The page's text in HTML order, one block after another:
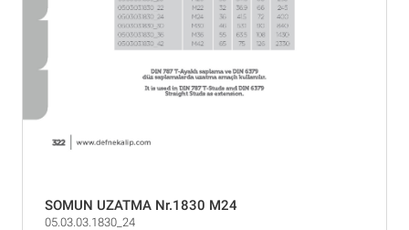
SOMUN UZATMA Nr.1830 M24
05.03.03.1830_24